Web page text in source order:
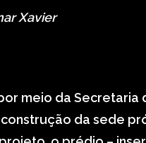
Xavier
meio da Secretaria
da sede